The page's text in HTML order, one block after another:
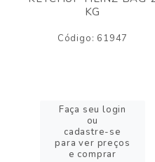
KG
Código: 61947
Faça seu login
ou
cadastre-se
para ver preços
e comprar